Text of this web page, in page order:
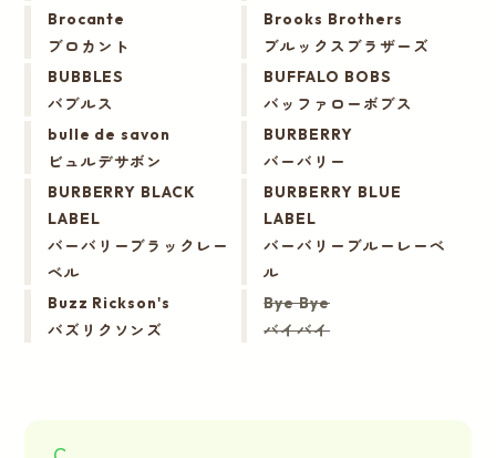
Brocante
ブロカント
Brooks Brothers
ブルックスブラザーズ
BUBBLES
バブルス
BUFFALO BOBS
バッファローボブス
bulle de savon
ビュルデサボン
BURBERRY
バーバリー
BURBERRY BLACK
LABEL
バーバリーブラックレー
ベル
BURBERRY BLUE
LABEL
バーバリーブルーレーベ
ル
Buzz Rickson's
バズリクソンズ
Bye Bye
バイバイ